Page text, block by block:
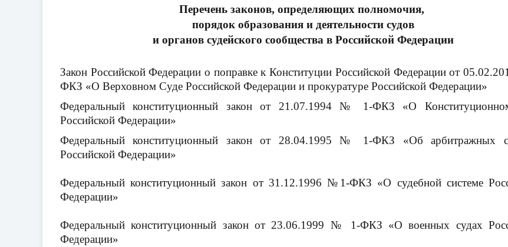
Перечень законов, определяющих полномочия,
порядок образования и деятельности судов
и органов судейского сообщества в Российской Федерации
Закон Российской Федерации о поправке к Конституции Российской Федерации от
ФКЗ «О Верховном Суде Российской Федерации и прокуратуре Российской Федерации»
Федеральный конституционный закон от 21.07.1994 № 1-ФКЗ «О
Российской Федерации»
Федеральный конституционный закон от 28.04.1995 № 1-ФКЗ «Об арбитражных
Российской Федерации»
Федеральный конституционный закон от 31.12.1996 №1-ФКЗ «О судебной системе
Федерации»
Федеральный конституционный закон от 23.06.1999 № 1-ФКЗ «О военных судах
Федерации»